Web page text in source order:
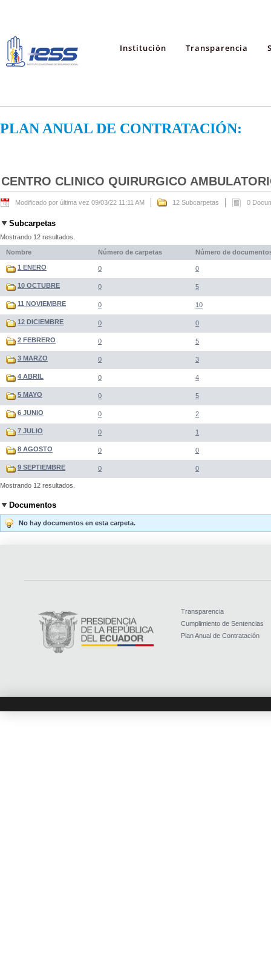
Institución Transparencia
PLAN ANUAL DE CONTRATACIÓN:
CENTRO CLINICO QUIRURGICO
Modificado por última vez 09/03/22 11:11 AM 12 Subcarpetas 0
Subcarpetas
Mostrando 12 resultados.
Nombre Número de carpetas Número de
1 ENERO 0 0
10 OCTUBRE 0 5
11 NOVIEMBRE 0 10
12 DICIEMBRE 0 0
2 FEBRERO 0 5
3 MARZO 0 3
4 ABRIL 0 4
5 MAYO 0 5
6 JUNIO 0 2
7 JULIO 0 1
8 AGOSTO 0 0
9 SEPTIEMBRE 0 0
Mostrando 12 resultados.
Documentos
No hay documentos en esta carpeta.
Transparencia
Cumplimiento de Sentencias
Plan Anual de Contratación